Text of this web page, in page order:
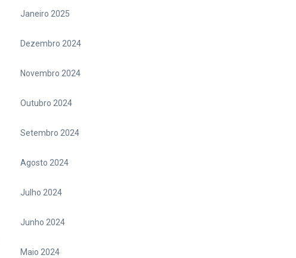
Janeiro 2025
Dezembro 2024
Novembro 2024
Outubro 2024
Setembro 2024
Agosto 2024
Julho 2024
Junho 2024
Maio 2024